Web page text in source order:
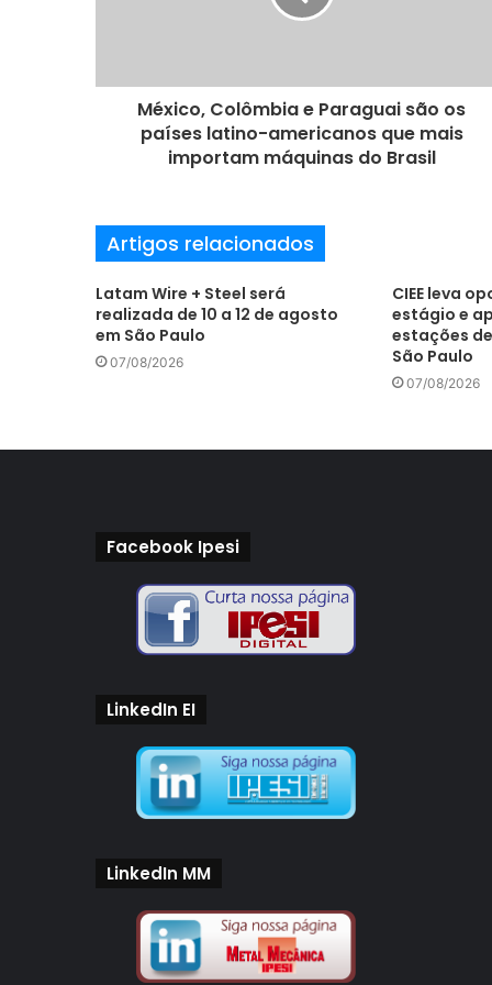
i
l
México, Colômbia e Paraguai são os
países latino-americanos que mais
importam máquinas do Brasil
Artigos relacionados
Latam Wire + Steel será
realizada de 10 a 12 de agosto
em São Paulo
07/08/2026
CIEE leva
estágio e
estações
São Paulo
07/08/2026
Facebook Ipesi
LinkedIn EI
LinkedIn MM